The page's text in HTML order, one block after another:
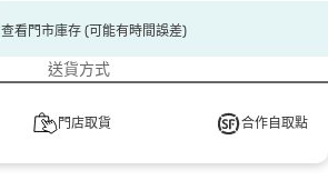
查看門市庫存 (可能有時間誤差)
送貨方式
門店取貨 合作自取點